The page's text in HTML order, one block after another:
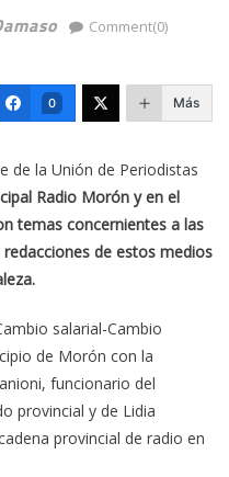
Comment(0)
0 Más
de la Unión de Periodistas
Radio Morón y en el
temas concernientes a las
de estos medios
salarial-Cambio
de Morón con la
funcionario del
provincial y de Lidia
provincial de radio en